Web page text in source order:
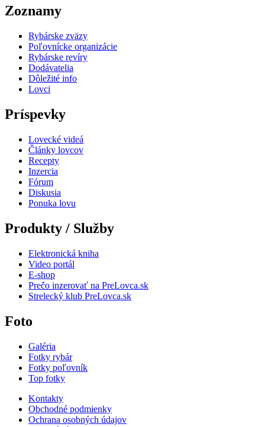
Zoznamy
Rybárske zväzy
Poľovnícke organizácie
Rybárske revíry
Dodávatelia
Dôležité info
Lovci
Príspevky
Lovecké videá
Články lovcov
Recepty
Inzercia
Fórum
Diskusia
Ponuka lovu
Produkty / Služby
Elektronická kniha
Video portál
E-shop
Prečo inzerovať na PreLovca.sk
Strelecký klub PreLovca.sk
Foto
Galéria
Fotky rybár
Fotky poľovník
Top fotky
Kontakty
Obchodné podmienky
Ochrana osobných údajov